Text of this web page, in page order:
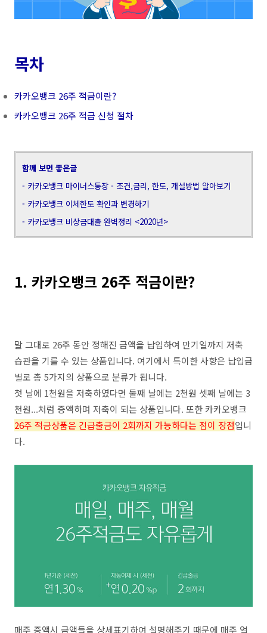
목차
카카오뱅크 26주 적금이란?
카카오뱅크 26주 적금 신청 절차
함께 보면 좋은글
- 카카오뱅크 마이너스통장 - 조건,금리, 한도, 개설방법 알아보기
- 카카오뱅크 이체한도 확인과 변경하기
- 카카오뱅크 비상금대출 완벽정리 <2020년>
1. 카카오뱅크 26주 적금이란?
말 그대로 26주 동안 정해진 금액을 납입하여 만기일까지 저축
습관을 기를 수 있는 상품입니다. 여기에서 특이한 사항은 납입금
별로 총 5가지의 상품으로 분류가 됩니다.
첫 날에 1천원을 저축하였다면 둘째 날에는 2천원 셋째 날에는 3
천원...처럼 증액하며 저축이 되는 상품입니다. 또한 카카오뱅크
26주 적금상품은 긴급출금이 2회까지 가능하다는 점이 장점입니
다.
매주 증액시 금액들을 상세표기하여 설명해주기 때문에 매주 얼